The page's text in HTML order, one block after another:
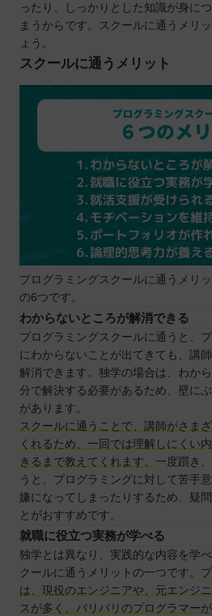
DMM WEBCAMP
TECH CAMP
SAMURAI ENGINEER
TechAcademy
techgym
プログラミングスクールで利
金とは？
教育訓練給付金とは？
教育訓練給付金の対
教育訓練給付金利用の
まとめ：広島でのプログラミ
う！
自分の住んでるエリアでプロ
探したい⭐️
北海道 / 東北
関東
近畿
中国
四国
九州 / 沖縄
ったり、しっかりとした知識が身に
まうからです。スクールに通うメリ
ょう。
スクールに通うメリット
プログラミングスクールに通うメリ
の6つです。
わからないところが解消できる
プログラミングスクールに通うと、
にわからないことが出てきても、講
解消できます。独学の場合は、わか
分で解決する必要があるため、壁に
があります。
スクールに通うことで、講師がさま
くれるため、一回では理解しにくい
きるまで教えてくれます。 一度躓き
うと、プログラミングに対して苦手
嫌になってしまったりするため、疑
とがおすすめです。
就職に役立つ実務が学べる
独学とは異なり、実践的な内容を学
クールに通うメリットの一つです。
は、現役のエンジニアや、元エンジ
スが多く、バリバリのプログラマー